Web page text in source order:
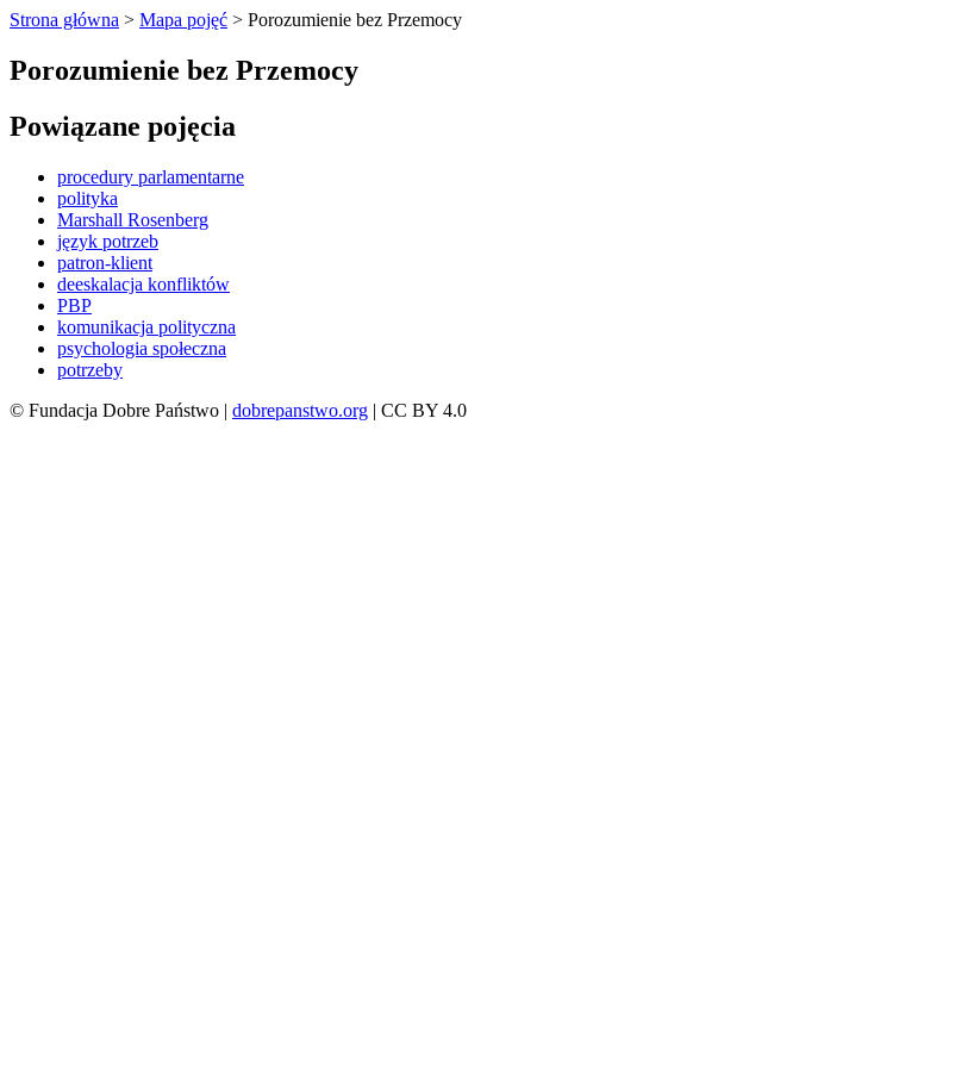
Strona główna > Mapa pojęć > Porozumienie bez Przemocy
Porozumienie bez Przemocy
Powiązane pojęcia
procedury parlamentarne
polityka
Marshall Rosenberg
język potrzeb
patron-klient
deeskalacja konfliktów
PBP
komunikacja polityczna
psychologia społeczna
potrzeby
© Fundacja Dobre Państwo | dobrepanstwo.org | CC BY 4.0